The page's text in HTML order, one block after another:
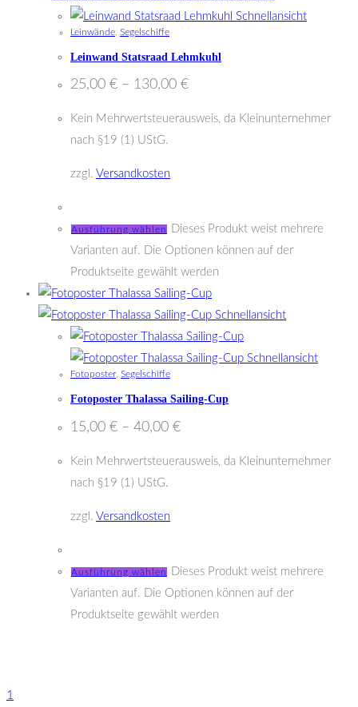
Schnellansicht
Leinwände Segelschiffe
Leinwand Statsraad Lehmkuhl
25,00 € – 130,00 €
Kein Mehrwertsteuerausweis, da Kleinunternehmer
nach §19 (1) UStG.
zzgl. Versandkosten
Ausführung wählen
Dieses Produkt weist mehrere
Varianten auf. Die Optionen können auf der
Produktseite gewählt werden
Schnellansicht
Schnellansicht
Fotoposter Segelschiffe
Fotoposter Thalassa Sailing-Cup
15,00 € – 40,00 €
Kein Mehrwertsteuerausweis, da Kleinunternehmer
nach §19 (1) UStG.
zzgl. Versandkosten
Ausführung wählen
Dieses Produkt weist mehrere
Varianten auf. Die Optionen können auf der
Produktseite gewählt werden
1